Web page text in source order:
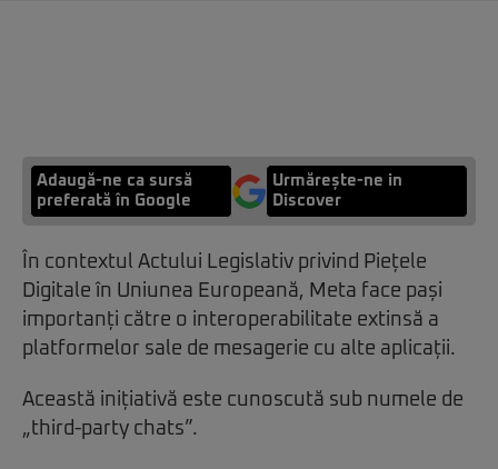
Adaugă-ne ca sursă
preferată în Google
Urmărește-ne in
Discover
În contextul Actului Legislativ privind Piețele
Digitale în Uniunea Europeană, Meta face pași
importanți către o interoperabilitate extinsă a
platformelor sale de mesagerie cu alte aplicații.
Această inițiativă este cunoscută sub numele de
„third-party chats”.